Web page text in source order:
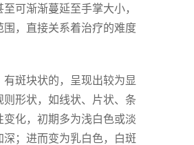
可渐渐蔓延至手掌大小，
，直接关系着治疗的难度
斑块状的，呈现出较为显
形状，如线状、片状、条
化，初期多为浅白色或淡
；进而变为乳白色，白斑